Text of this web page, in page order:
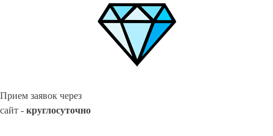
Прием заявок через
сайт - круглосуточно